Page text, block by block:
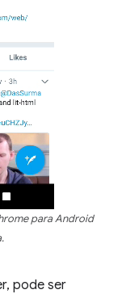
para Android
pode ser